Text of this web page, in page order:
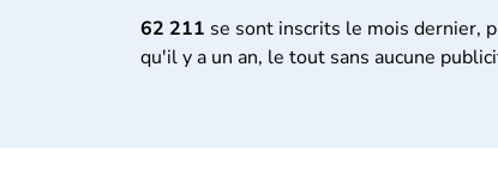
62 211 se sont inscrits le mois dernier,
qu'il y a un an, le tout sans aucune